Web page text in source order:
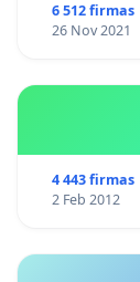
6 512 firmas
26 Nov 2021
4 443 firmas
2 Feb 2012